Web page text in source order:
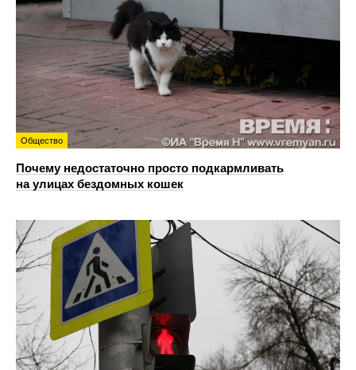
Общество
Почему недостаточно просто подкармливать
на улицах бездомных кошек